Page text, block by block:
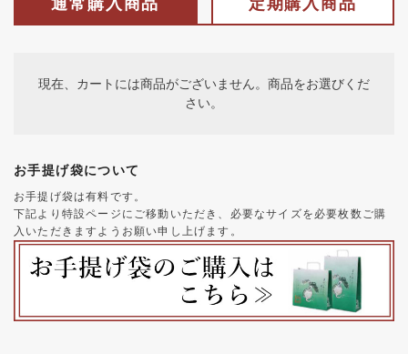
通常購入商品 定期購入商品
現在、カートには商品がございません。商品をお選びくだ
さい。
お手提げ袋について
お手提げ袋は有料です。
下記より特設ページにご移動いただき、必要なサイズを必要枚数ご購
入いただきますようお願い申し上げます。